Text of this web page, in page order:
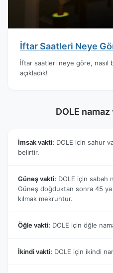
İftar Saatleri Neye
İftar saatleri neye göre, nasıl
açıkladık!
DOLE
İmsak vakti: DOLE için sahur
belirtir.
Güneş vakti: DOLE için sabah
Güneş doğduktan sonra 45
kılmak mekruhtur.
Öğle vakti: DOLE için öğle
İkindi vakti: DOLE için ikindi